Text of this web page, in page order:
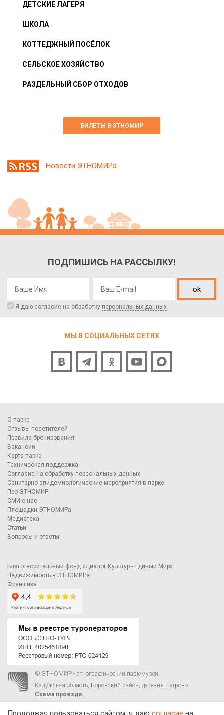
ДЕТСКИЕ ЛАГЕРЯ
ШКОЛА
КОТТЕДЖНЫЙ ПОСЁЛОК
СЕЛЬСКОЕ ХОЗЯЙСТВО
РАЗДЕЛЬНЫЙ СБОР ОТХОДОВ
БИЛЕТЫ В ЭТНОМИР
Новости ЭТНОМИРа
ПОДПИШИСЬ НА РАССЫЛКУ!
ok
Я даю согласие на обработку персональных данных
МЫ В СОЦИАЛЬНЫХ СЕТЯХ
О парке
Отзывы посетителей
Правила бронирования
Вакансии
Карта парка
Техническая поддержка
Согласие на обработку персональных данных
Санитарно-эпидемиологические мероприятия в парке
Про ЭТНОМИР
СМИ о нас
Площадки ЭТНОМИРа
Медиатека
Статьи
Вопросы и ответы
Благотворительный фонд «Диалог Культур - Единый Мир»
Недвижимость в ЭТНОМИРе
Франшиза
© ЭТНОМИР - этнографический парк-музей
Калужская область, Боровский район, деревня Петрово.
Схема проезда